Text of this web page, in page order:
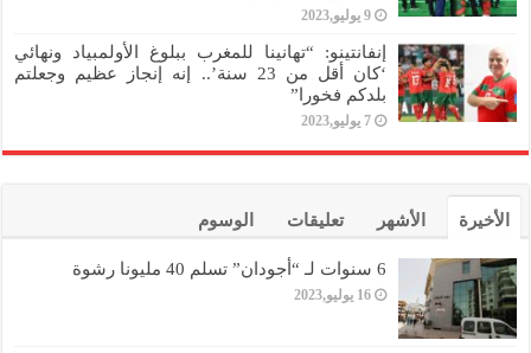
9 يوليو,2023
إنفانتينو: “تهانينا للمغرب ببلوغ الأولمبياد ونهائي
‘كان أقل من 23 سنة’.. إنه إنجاز عظيم وجعلتم
بلدكم فخورا”
7 يوليو,2023
الأخيرة الأشهر تعليقات الوسوم
6 سنوات لـ “أجودان” تسلم 40 مليونا رشوة
16 يوليو,2023